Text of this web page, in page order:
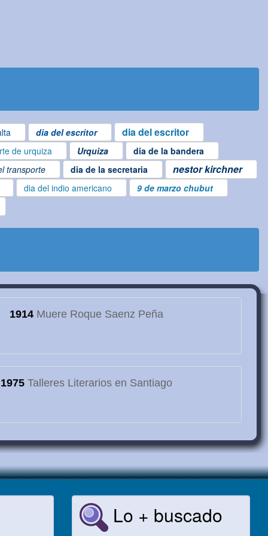
dia del escritor dia del escritor
de urquiza Urquiza
dia de la bandera
transporte dia de la secretaria nestor kirchner
dia del indio americano
9 de marzo chubut
1914Muere Roque Saenz Peña
1975Talleres Literarios en Santiago
Lo + buscado